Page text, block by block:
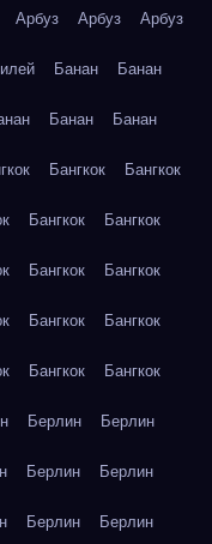
Арбуз Арбуз Арбуз
Банан Банан
Банан Банан
Бангкок Бангкок
Бангкок Бангкок
Бангкок Бангкок
Бангкок Бангкок
Бангкок Бангкок
Берлин Берлин
Берлин Берлин
Берлин Берлин